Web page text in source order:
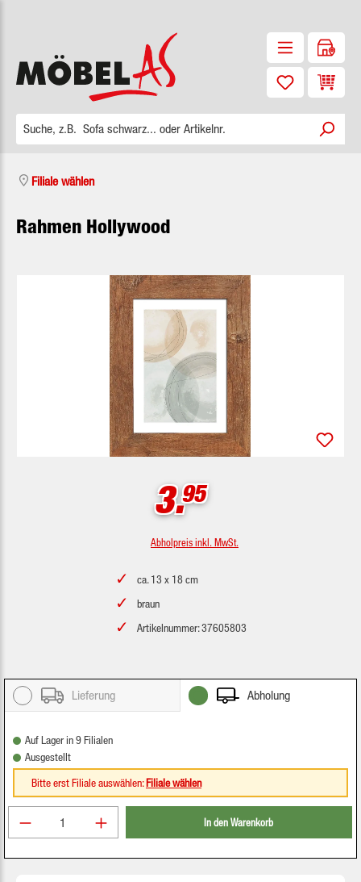
Filiale wählen
Rahmen Hollywood
Bildergalerie überspringen
3.95
Abholpreis inkl. MwSt.
ca. 13 x 18 cm
braun
Artikelnummer: 37605803
Lieferung Abholung
Auf Lager in 9 Filialen
Ausgestellt
Bitte erst Filiale auswählen:Filiale wählen
Produkt Anzahl: Gib den gewünschten Wert ein
In den Warenkorb